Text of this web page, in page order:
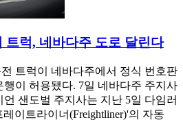
트럭, 네바다주 도로 달린다
트럭이 네바다주에서 정식 번호판
행이 허용됐다. 7일 네바다주 주지사
샌도벌 주지사는 지난 5일 다임러
이트라이너(Freightliner)'의 자동